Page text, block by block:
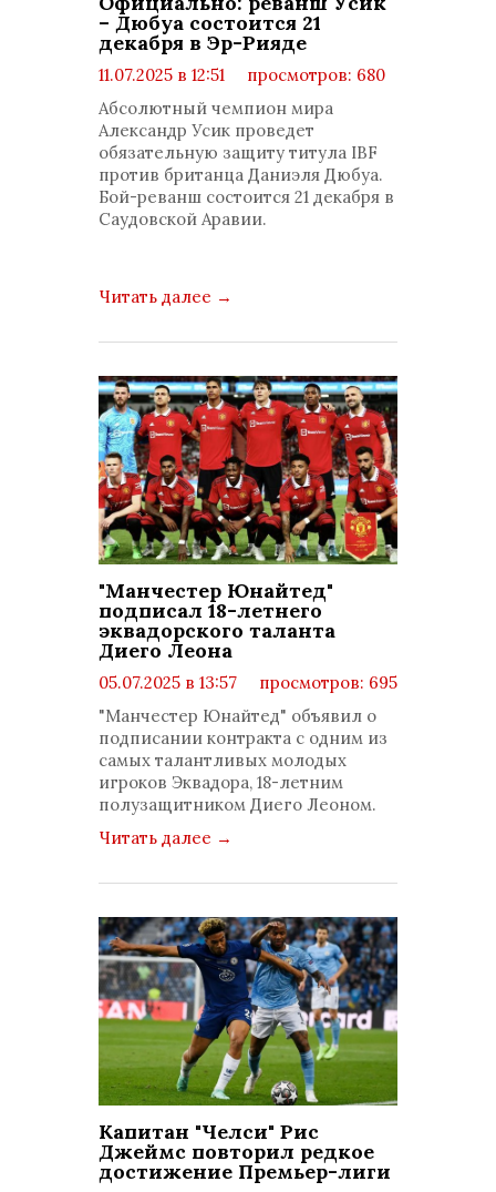
– Дюбуа состоится 21
декабря в Эр-Рияде
11.07.2025 в 12:51
просмотров: 680
комментариев: 0
Абсолютный чемпион мира
Александр Усик проведет
обязательную защиту титула IBF
против британца Даниэля Дюбуа.
Бой-реванш состоится 21 декабря в
Саудовской Аравии.
Читать далее →
"Манчестер Юнайтед"
подписал 18-летнего
эквадорского таланта
Диего Леона
05.07.2025 в 13:57
просмотров: 695
комментариев: 0
"Манчестер Юнайтед" объявил о
подписании контракта с одним из
самых талантливых молодых
игроков Эквадора, 18-летним
полузащитником Диего Леоном.
Читать далее →
Капитан "Челси" Рис
Джеймс повторил редкое
достижение Премьер-лиги